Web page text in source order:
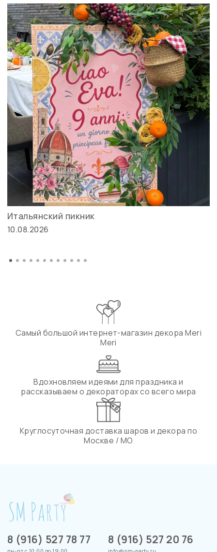
Итальянский пикник
10.08.2026
Самый большой интернет-магазин декора Meri
Meri
Вдохновляем идеями для праздника и
рассказываем о декораторах со всего мира
Круглосуточная доставка шаров и декора по
Москве / МО
8 (916) 527 78 77 8 (916) 527 20 76